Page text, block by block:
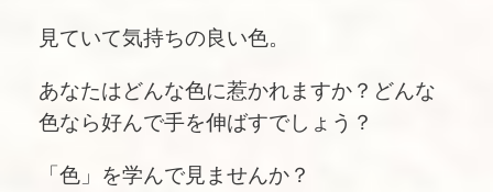
見ていて気持ちの良い色。
あなたはどんな色に惹かれますか？どんな
色なら好んで手を伸ばすでしょう？
「色」を学んで見ませんか？